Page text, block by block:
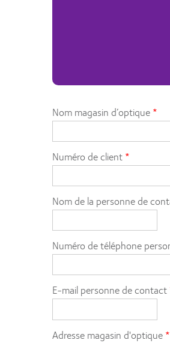
Nom magasin d’optique
Numéro de client
Nom de la personne de
Numéro de téléphone
E-mail personne de contact
Adresse magasin d'optique